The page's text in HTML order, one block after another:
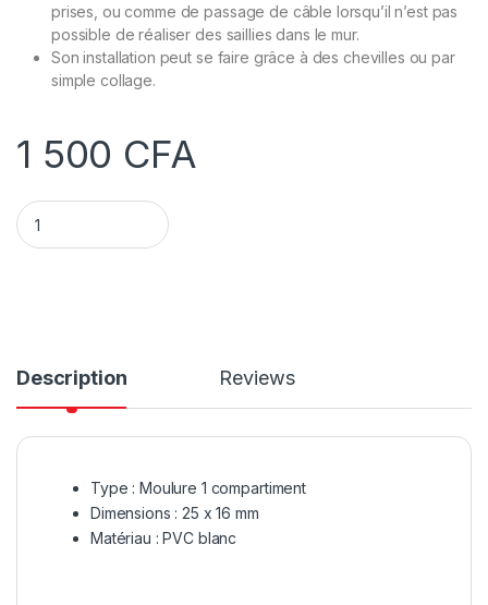
prises, ou comme de passage de câble lorsqu’il n’est pas
possible de réaliser des saillies dans le mur.
Son installation peut se faire grâce à des chevilles ou par
simple collage.
1 500 CFA
Goulotte de câble Blanc 1 compartiment 25 x 16 mm quantity
Description Reviews
Type : Moulure 1 compartiment
Dimensions : 25 x 16 mm
Matériau : PVC blanc